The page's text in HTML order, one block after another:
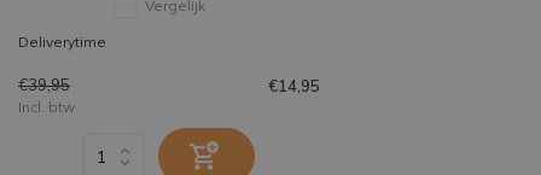
Vergelijk
Deliverytime
€39,95 €14,95
Incl. btw